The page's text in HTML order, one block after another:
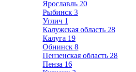
Ярославль 20
Рыбинск 3
Углич 1
Калужская область 28
Калуга 19
Обнинск 8
Пензенская область 28
Пенза 16